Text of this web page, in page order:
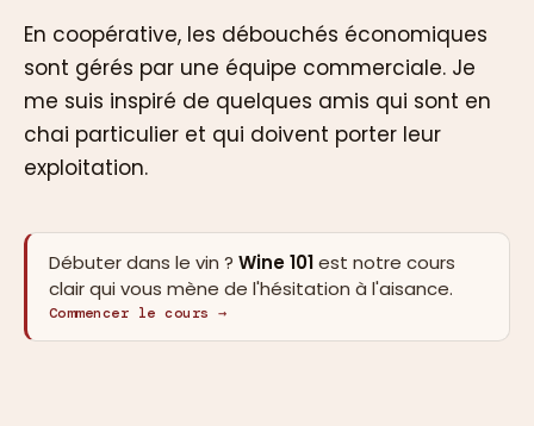
En coopérative, les débouchés économiques
sont gérés par une équipe commerciale. Je
me suis inspiré de quelques amis qui sont en
chai particulier et qui doivent porter leur
exploitation.
Débuter dans le vin ? Wine 101est notre cours
clair qui vous mène de l'hésitation à l'aisance.
Commencer le cours →